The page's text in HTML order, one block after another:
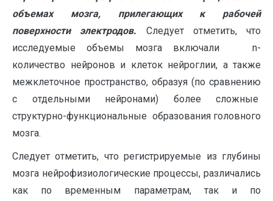
объемах мозга, прилегающих к рабочей
поверхности электродов. Следует отметить, что
исследуемые объемы мозга включали n-
количество нейронов и клеток нейроглии, а также
межклеточное пространство, образуя (по сравнению
с отдельными нейронами) более сложные
структурно-функциональные образования головного
мозга.
Следует отметить, что регистрируемые из глубины
мозга нейрофизиологические процессы, различались
как по временным параметрам, так и по